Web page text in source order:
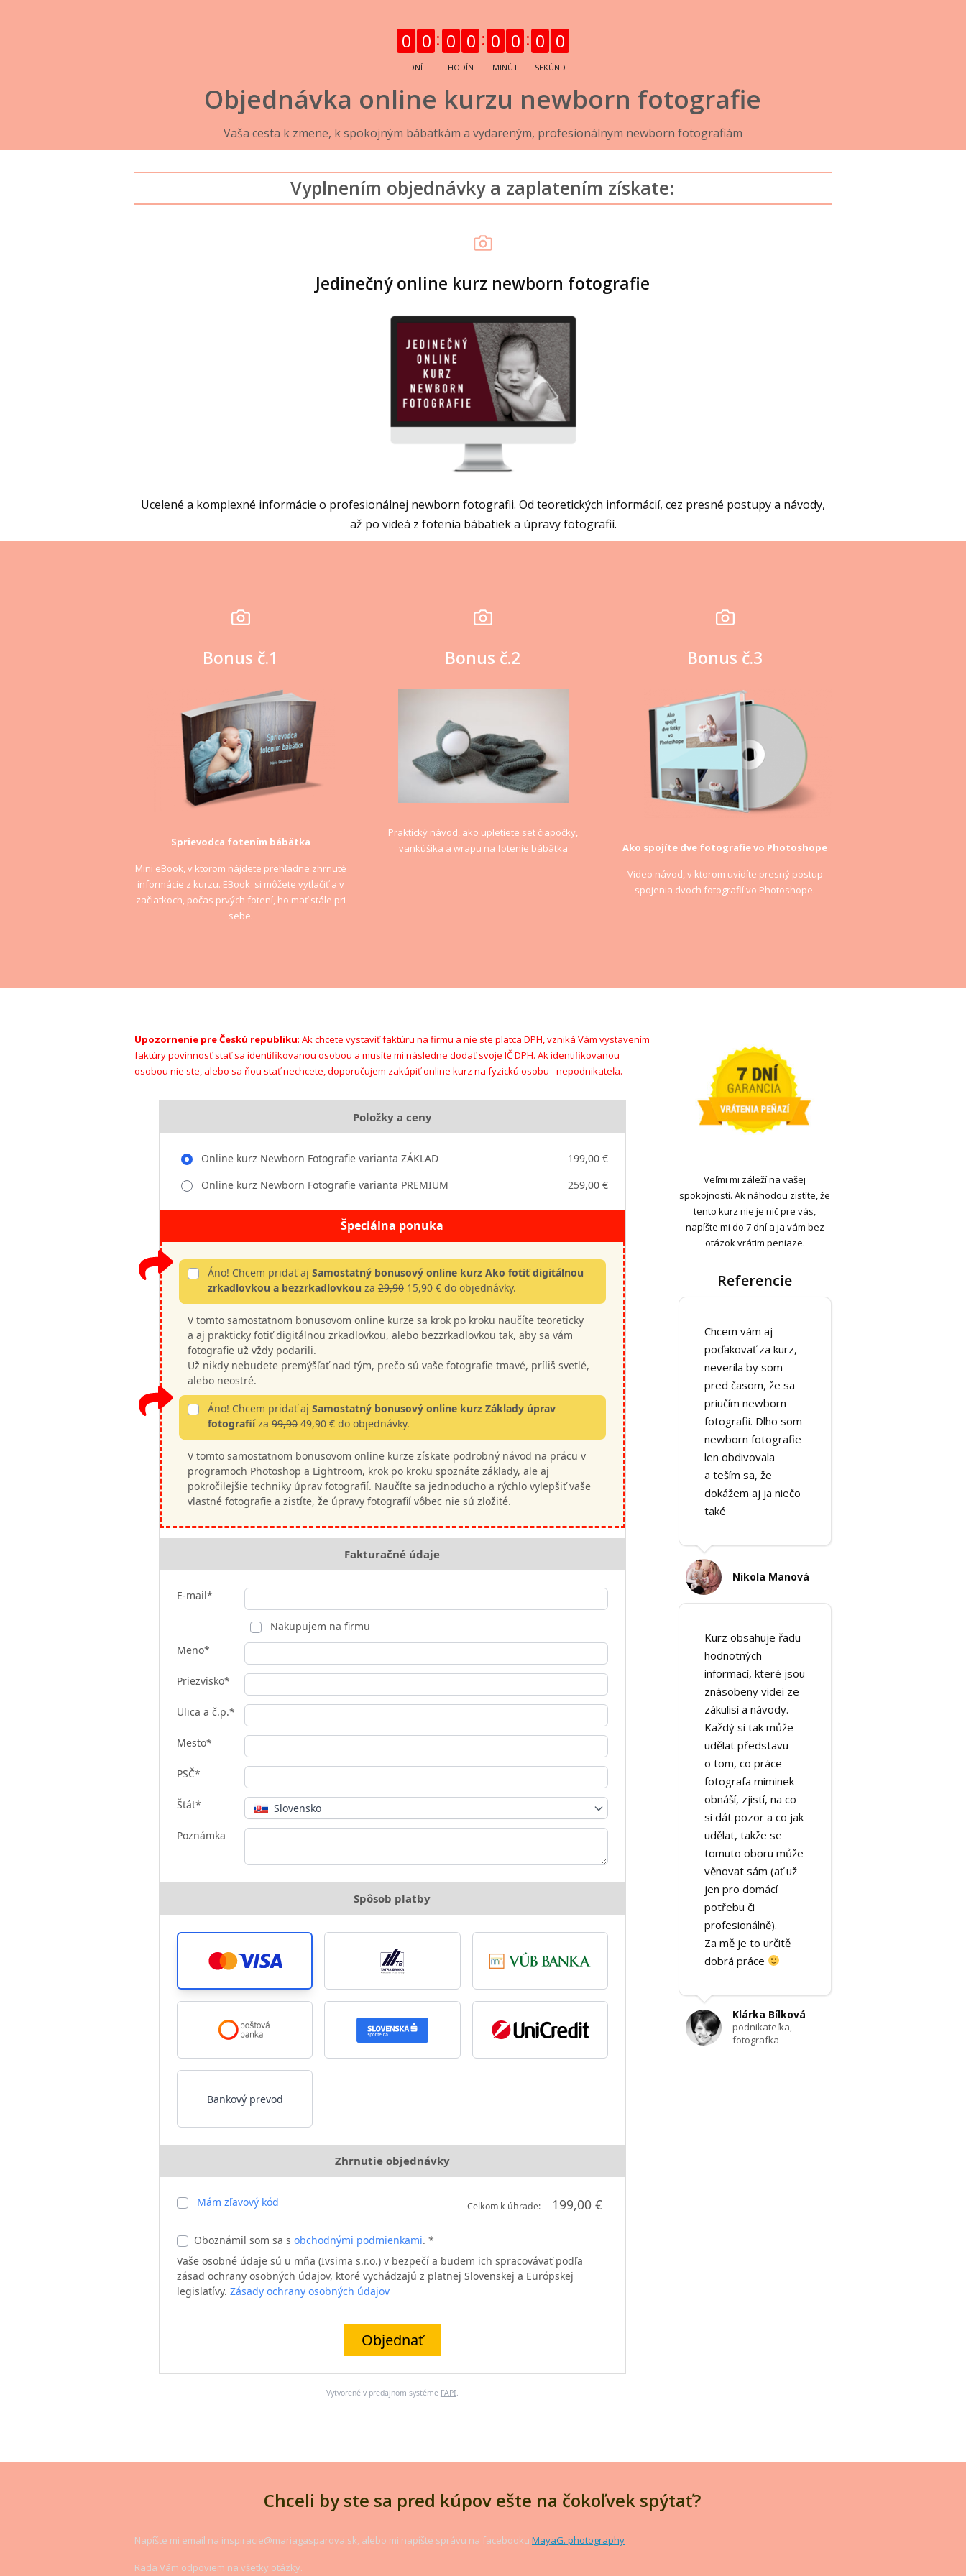
0 0
DNÍ
0 0
HODÍN
0 0
MINÚT
0 0
SEKÚND
Objednávka online kurzu newborn fotografie
Vaša cesta k zmene, k spokojným bábätkám a vydareným, profesionálnym newborn fotografiám
Vyplnením objednávky a zaplatením získate:
Jedinečný online kurz newborn fotografie
Ucelené a komplexné informácie o profesionálnej newborn fotografii. Od teoretických informácií, cez presné postupy a návody,
až po videá z fotenia bábätiek a úpravy fotografií.
Bonus č.1
Sprievodca fotením bábätka
Mini eBook, v ktorom nájdete prehľadne zhrnuté
informácie z kurzu. EBook si môžete vytlačiť a v
začiatkoch, počas prvých fotení, ho mať stále pri
sebe.
Bonus č.2
Praktický návod, ako upletiete set čiapočky,
vankúšika a wrapu na fotenie bábätka
Bonus č.3
Ako spojíte dve fotografie vo Photoshope
Video návod, v ktorom uvidíte presný postup
spojenia dvoch fotografií vo Photoshope.
Upozornenie pre Českú republiku: Ak chcete vystaviť faktúru na firmu a nie ste platca DPH, vzniká Vám vystavením
faktúry povinnosť stať sa identifikovanou osobou a musíte mi následne dodať svoje IČ DPH. Ak identifikovanou
osobou nie ste, alebo sa ňou stať nechcete, doporučujem zakúpiť online kurz na fyzickú osobu - nepodnikateľa.
Položky a ceny
Online kurz Newborn Fotografie varianta ZÁKLAD
199,00 €
Online kurz Newborn Fotografie varianta PREMIUM
259,00 €
Špeciálna ponuka
Áno! Chcem pridať aj Samostatný bonusový online kurz Ako fotiť digitálnou
zrkadlovkou a bezzrkadlovkou za 29,9015,90 € do objednávky.
V tomto samostatnom bonusovom online kurze sa krok po kroku naučíte teoreticky
a aj prakticky fotiť digitálnou zrkadlovkou, alebo bezzrkadlovkou tak, aby sa vám
fotografie už vždy podarili.
Už nikdy nebudete premýšľať nad tým, prečo sú vaše fotografie tmavé, príliš svetlé,
alebo neostré.
Áno! Chcem pridať aj Samostatný bonusový online kurz Základy úprav
fotografiíza 99,9049,90 € do objednávky.
V tomto samostatnom bonusovom online kurze získate podrobný návod na prácu v
programoch Photoshop a Lightroom, krok po kroku spoznáte základy, ale aj
pokročilejšie techniky úprav fotografií. Naučíte sa jednoducho a rýchlo vylepšiť vaše
vlastné fotografie a zistíte, že úpravy fotografií vôbec nie sú zložité.
Fakturačné údaje
E-mail*
Nakupujem na firmu
Meno*
Priezvisko*
Ulica a č.p.*
Mesto*
PSČ*
Štát*
Slovensko
Poznámka
Spôsob platby
Bankový prevod
Zhrnutie objednávky
Mám zľavový kód Celkom k úhrade: 199,00 €
Oboznámil som sa s obchodnými podmienkami. *
Vaše osobné údaje sú u mňa (Ivsima s.r.o.) v bezpečí a budem ich spracovávať podľa
zásad ochrany osobných údajov, ktoré vychádzajú z platnej Slovenskej a Európskej
legislatívy. Zásady ochrany osobných údajov
Objednať
Vytvorené v predajnom systéme FAPI.
Veľmi mi záleží na vašej
spokojnosti. Ak náhodou zistíte, že
tento kurz nie je nič pre vás,
napíšte mi do 7 dní a ja vám bez
otázok vrátim peniaze.
Referencie
Chcem vám aj
poďakovať za kurz,
neverila by som
pred časom, že sa
priučím newborn
fotografii. Dlho som
newborn fotografie
len obdivovala
a teším sa, že
dokážem aj ja niečo
také
Nikola Manová
Kurz obsahuje řadu
hodnotných
informací, které jsou
znásobeny videi ze
zákulisí a návody.
Každý si tak může
udělat představu
o tom, co práce
fotografa miminek
obnáší, zjistí, na co
si dát pozor a co jak
udělat, takže se
tomuto oboru může
věnovat sám (ať už
jen pro domácí
potřebu či
profesionálně).
Za mě je to určitě
dobrá práce
Klárka Bílková
podnikateľka,
fotografka
Chceli by ste sa pred kúpov ešte na čokoľvek spýtať?
Napíšte mi email na inspiracie@mariagasparova.sk, alebo mi napíšte správu na facebooku MayaG. photography
Rada Vám odpoviem na všetky otázky.